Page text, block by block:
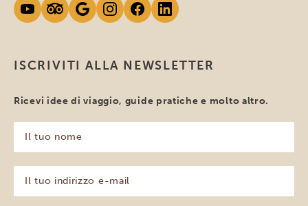
ISCRIVITI ALLA NEWSLETTER
Ricevi idee di viaggio, guide pratiche e molto altro.
tuo
nome
(Obbligatorio)
tuo
indirizzo